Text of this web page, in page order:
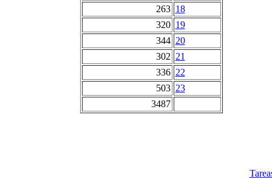
263 18
320 19
344 20
302 21
336 22
503 23
3487